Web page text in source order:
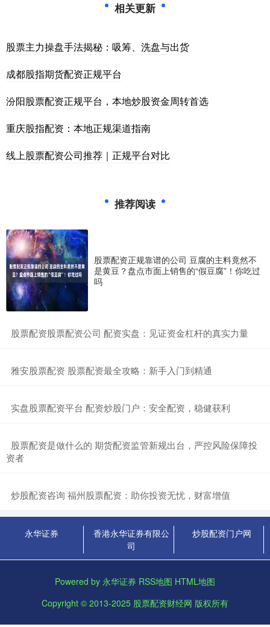
相关更新
股票主力操盘手法揭秘：吸筹、洗盘与出货
成都股指期货配资正规平台
汾阳股票配资正规平台，本地炒股资金周转首选
重庆股指配资：本地正规渠道指南
线上股票配资公司推荐｜正规平台对比
推荐阅读
股票配资正规靠谱的公司 豆腐的主料竟然不
是黄豆？盘点市面上销售的“假豆腐”！你吃过
吗
​股票配资股票配资公司 配资实盘：见证资金杠杆的真实力量
​雅安股票配资 股票配资最全攻略：新手入门到精通
​实盘股票配资平台 配资炒股门户：安全配资，稳健获利
​股票配资是做什么的 期货配资监管新规出台，严控风险保障投
资者
​炒股配资咨询 福州股票配资：助你投资无忧，财富增值
永华证券
香港永华证券有限公
司
炒股配资门户网
Powered by 永华证券 RSS地图 HTML地图
Copyright © 2013-2025 股票配资财经网 版权所有